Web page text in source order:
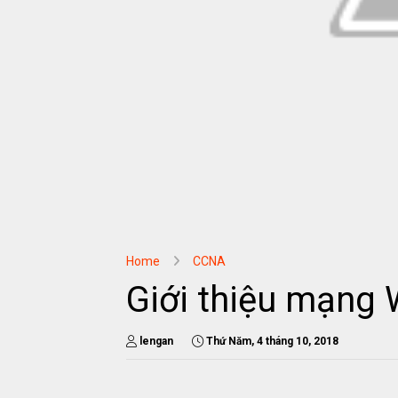
Home CCNA
Giới thiệu mạng
lengan Thứ Năm, 4 tháng 10, 2018